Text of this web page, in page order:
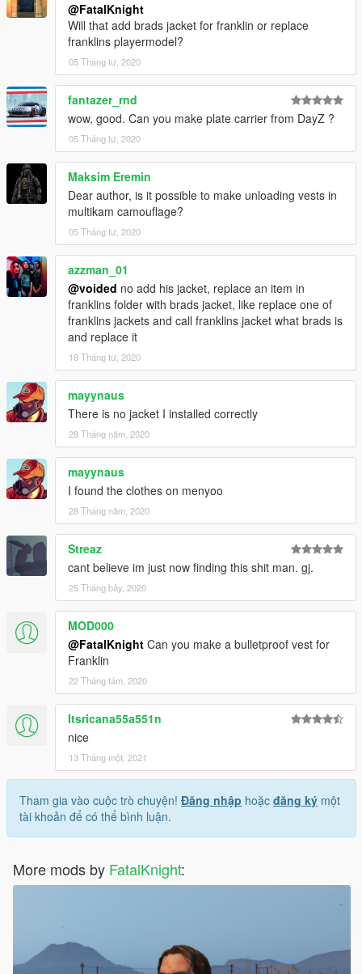
@FatalKnight
Will that add brads jacket for franklin or replace
franklins playermodel?
05 Tháng tư, 2020
fantazer_rnd
wow, good. Can you make plate carrier from DayZ ?
05 Tháng tư, 2020
Maksim Eremin
Dear author, is it possible to make unloading vests in
multikam camouflage?
05 Tháng tư, 2020
azzman_01
@voided no add his jacket, replace an item in
franklins folder with brads jacket, like replace one of
franklins jackets and call franklins jacket what brads is
and replace it
18 Tháng tư, 2020
mayynaus
There is no jacket I installed correctly
28 Tháng năm, 2020
mayynaus
I found the clothes on menyoo
28 Tháng năm, 2020
Streaz
cant believe im just now finding this shit man. gj.
25 Tháng bảy, 2020
MOD000
@FatalKnight Can you make a bulletproof vest for
Franklin
22 Tháng tám, 2020
Itsricana55a551n
nice
13 Tháng một, 2021
Tham gia vào cuộc trò chuyện! Đăng nhập hoặc đăng ký một
tài khoản để có thể bình luận.
More mods by FatalKnight: